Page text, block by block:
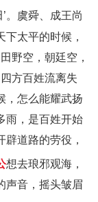
。虞舜、成王尚
太平的时候，
野空，朝廷空，
方百姓流离失
，怎么能耀武扬
雨，是百姓开始
道路的劳役，
想去琅邪观海，
声音，摇头皱眉